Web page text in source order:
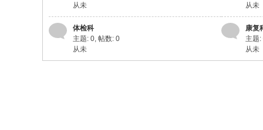
从未
从未
体检科
主题: 0, 帖数: 0
从未
康复
主题:
从未